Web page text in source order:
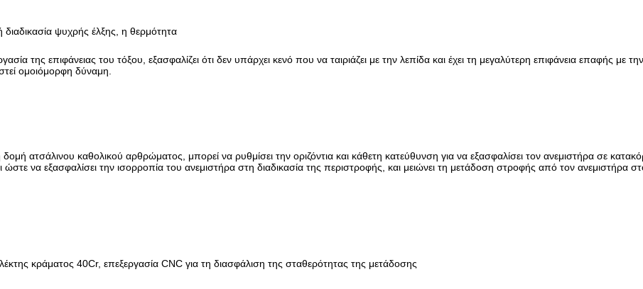
διαδικασία ψυχρής έλξης, η θερμότητα
της επιφάνειας του τόξου, εξασφαλίζει ότι δεν υπάρχει κενό που να ταιριάζει με την λεπίδα και έχει τη μεγαλύτερη επιφάνεια επαφής με
ομοιόμορφη δύναμη.
ατσάλινου καθολικού αρθρώματος, μπορεί να ρυθμίσει την οριζόντια και κάθετη κατεύθυνση για να εξασφαλίσει τον ανεμιστήρα σε
να εξασφαλίσει την ισορροπία του ανεμιστήρα στη διαδικασία της περιστροφής, και μειώνει τη μετάδοση στροφής από τον ανεμιστήρα
κράματος 40Cr, επεξεργασία CNC για τη διασφάλιση της σταθερότητας της μετάδοσης